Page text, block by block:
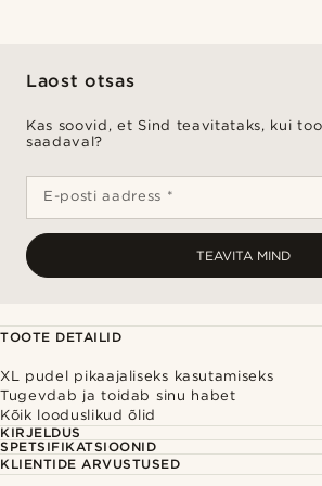
Laost otsas
Kas soovid, et Sind teavitataks, kui
saadaval?
E-posti aadress *
TEAVITA MIND
TOOTE DETAILID
XL pudel pikaajaliseks kasutamiseks
Tugevdab ja toidab sinu habet
Kõik looduslikud õlid
KIRJELDUS
SPETSIFIKATSIOONID
KLIENTIDE ARVUSTUSED